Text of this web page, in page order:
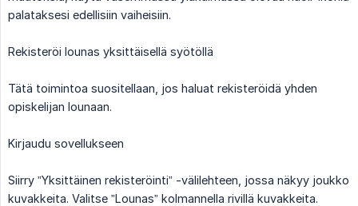
palataksesi edellisiin vaiheisiin.
Rekisteröi lounas yksittäisellä syötöllä
Tätä toimintoa suositellaan, jos haluat rekisteröidä yhden
opiskelijan lounaan.
Kirjaudu sovellukseen
Siirry ”Yksittäinen rekisteröinti” -välilehteen, jossa näkyy joukko
kuvakkeita. Valitse ”Lounas” kolmannella rivillä kuvakkeita.